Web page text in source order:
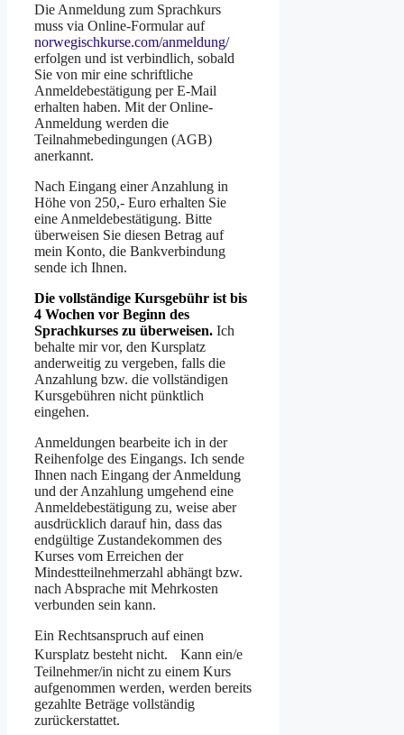
Die Anmeldung zum Sprachkurs
muss via Online-Formular auf
norwegischkurse.com/anmeldung/
erfolgen und ist verbindlich, sobald
Sie von mir eine schriftliche
Anmeldebestätigung per E-Mail
erhalten haben. Mit der Online-
Anmeldung werden die
Teilnahmebedingungen (AGB)
anerkannt.
Nach Eingang einer Anzahlung in
Höhe von 250,- Euro erhalten Sie
eine Anmeldebestätigung. Bitte
überweisen Sie diesen Betrag auf
mein Konto, die Bankverbindung
sende ich Ihnen.
Die vollständige Kursgebühr ist bis
4 Wochen vor Beginn des
Sprachkurses zu überweisen. Ich
behalte mir vor, den Kursplatz
anderweitig zu vergeben, falls die
Anzahlung bzw. die vollständigen
Kursgebühren nicht pünktlich
eingehen.
Anmeldungen bearbeite ich in der
Reihenfolge des Eingangs. Ich sende
Ihnen nach Eingang der Anmeldung
und der Anzahlung umgehend eine
Anmeldebestätigung zu, weise aber
ausdrücklich darauf hin, dass das
endgültige Zustandekommen des
Kurses vom Erreichen der
Mindestteilnehmerzahl abhängt bzw.
nach Absprache mit Mehrkosten
verbunden sein kann.
Ein Rechtsanspruch auf einen
Kursplatz besteht nicht. Kann ein/e
Teilnehmer/in nicht zu einem Kurs
aufgenommen werden, werden bereits
gezahlte Beträge vollständig
zurückerstattet.